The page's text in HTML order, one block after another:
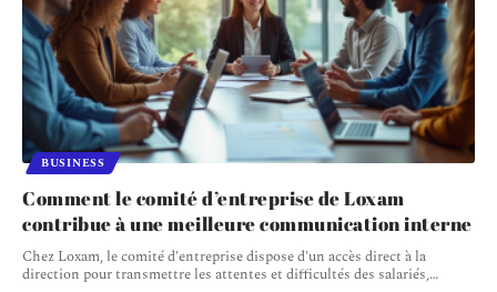
BUSINESS
Comment le comité d’entreprise de Loxam
contribue à une meilleure communication interne
Chez Loxam, le comité d'entreprise dispose d'un accès direct à la
direction pour transmettre les attentes et difficultés des salariés,…